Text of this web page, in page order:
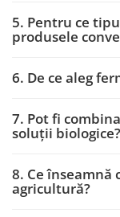
Fertilizanți foliari
MAC
Fungicide
Erbicide
Insecticide
Biostimulatori
Insecticide
Fertilizanți foliari
Tratament semințe
Semințe
Biostimulatori
5. Pentru ce
produsele
6. De ce aleg
7. Pot fi
soluții biologice?
8. Ce
agricultură?